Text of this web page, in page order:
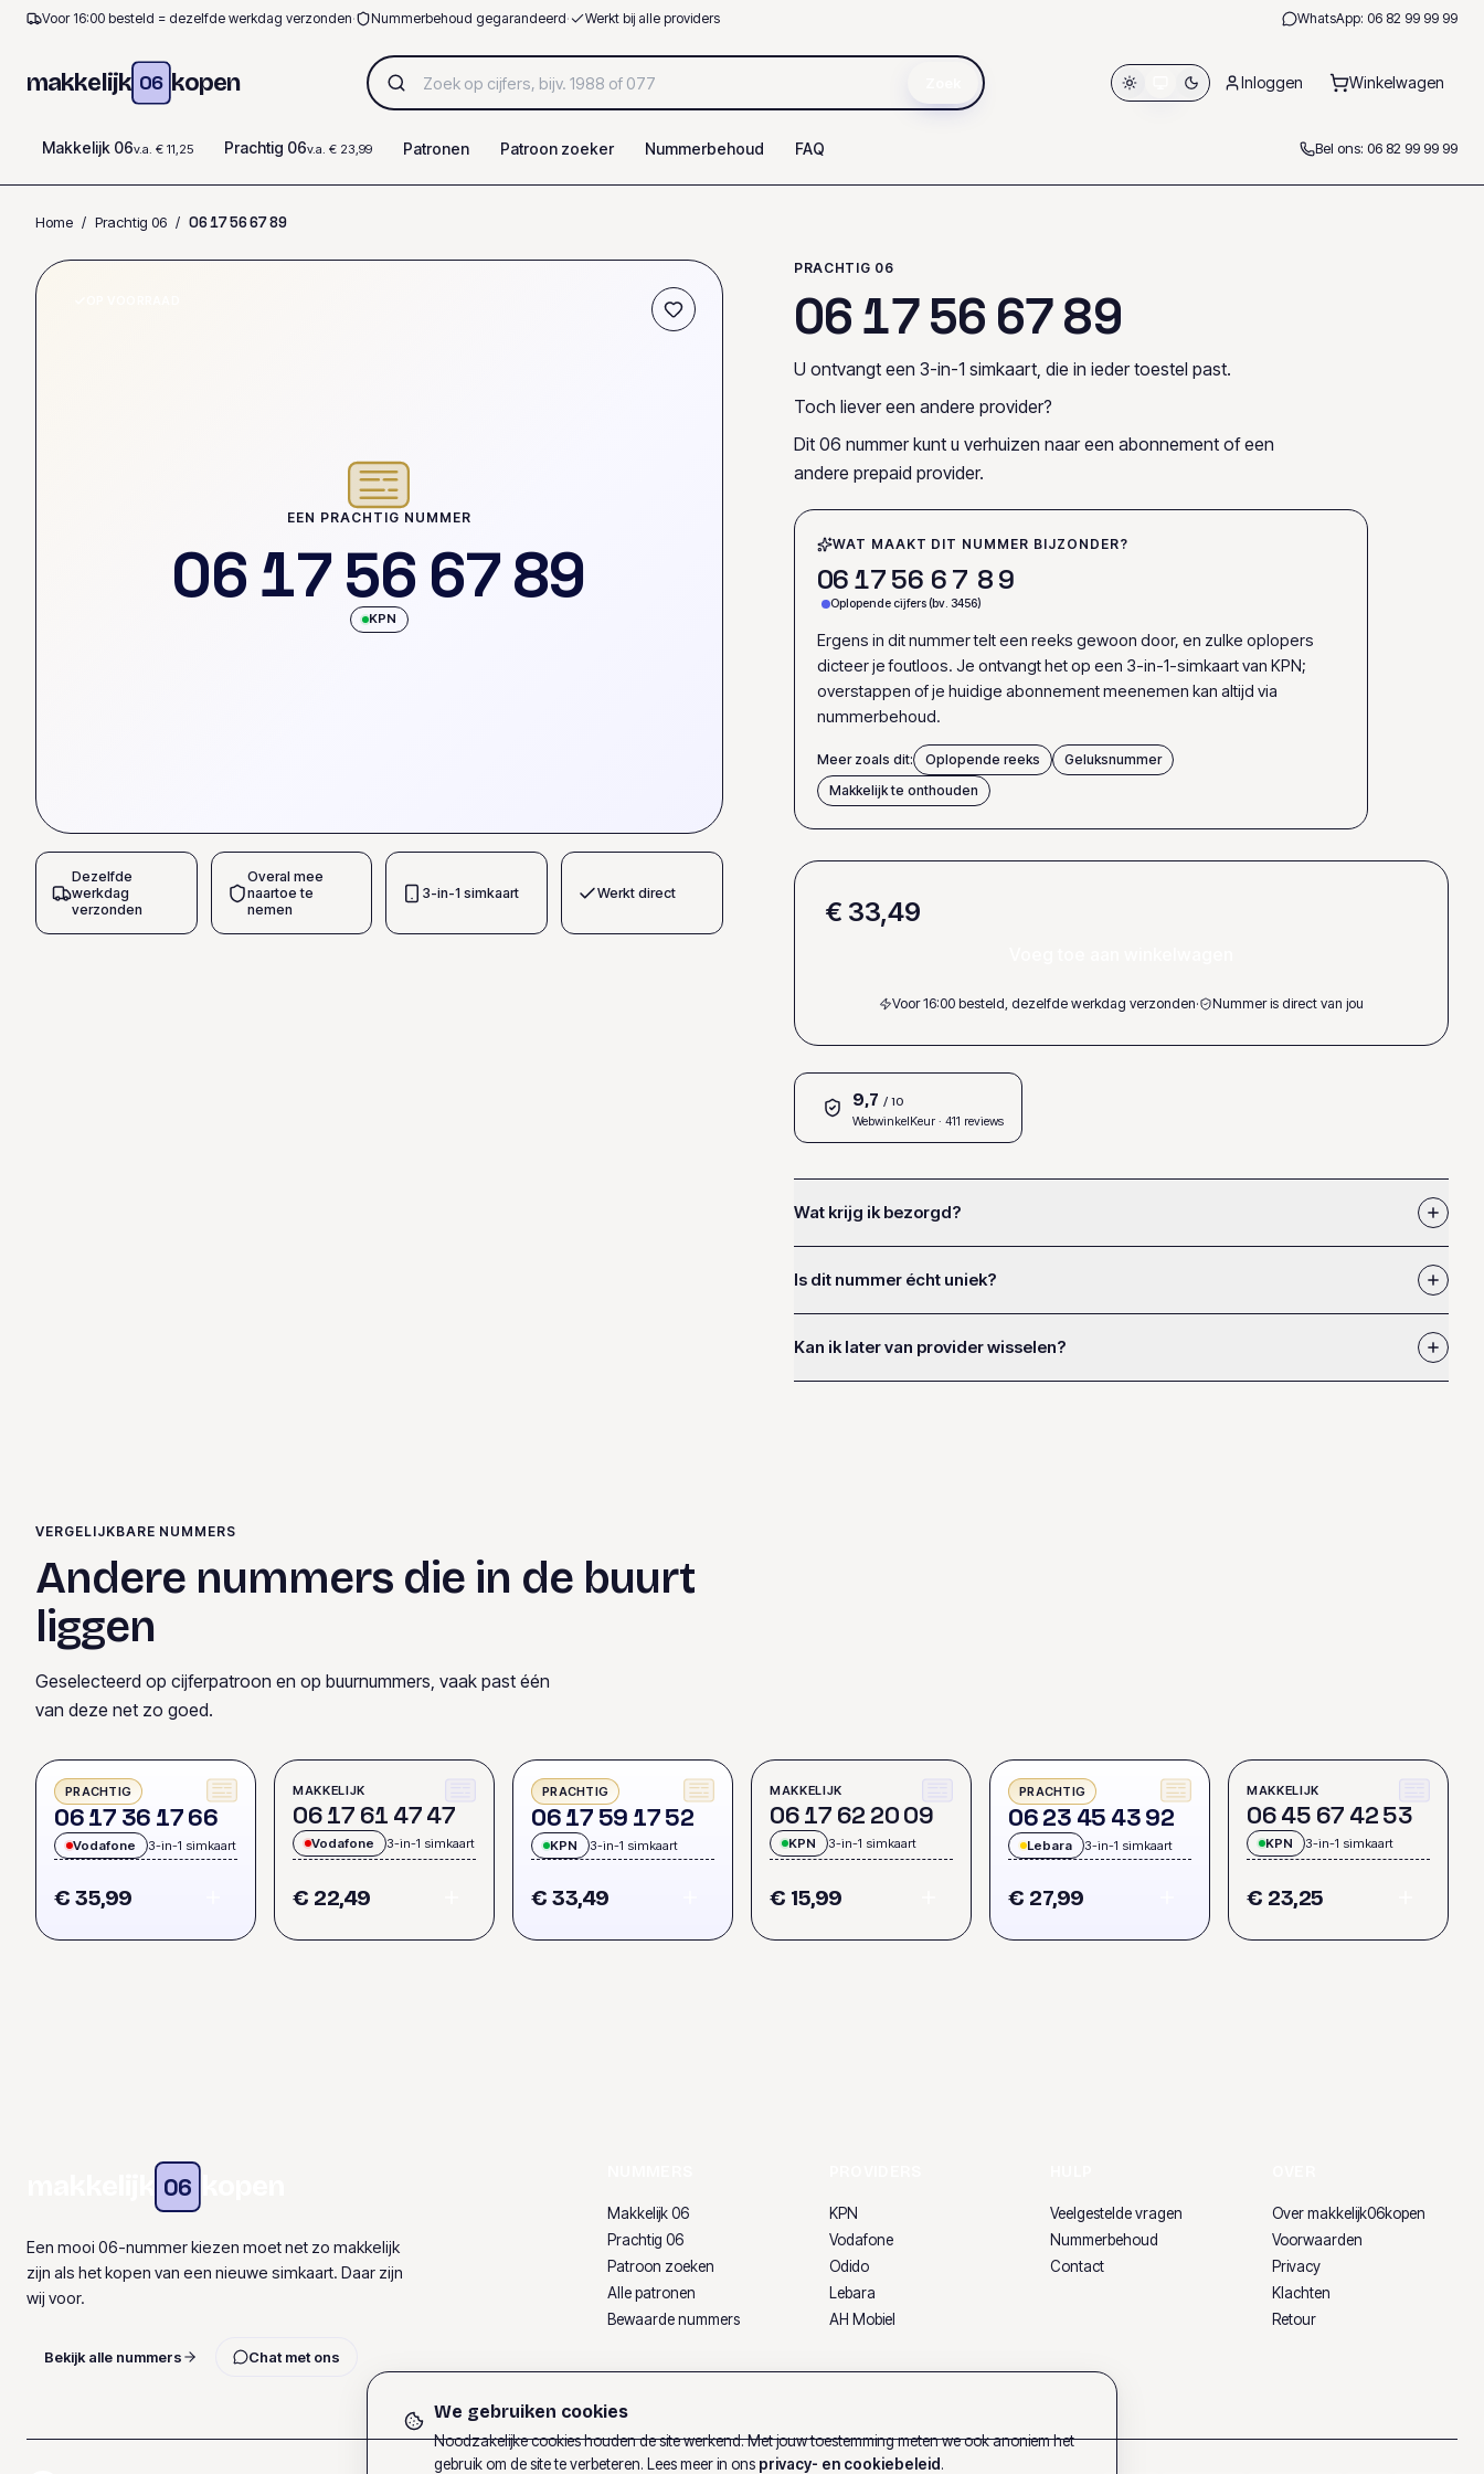
Voor 16:00 besteld = dezelfde werkdag verzonden· Nummerbehoud gegarandeerd· Werkt bij alle providers WhatsApp: 06 82 99 99 99
makkelijk 06 kopen Inloggen Winkelwagen
Makkelijk 06v.a. € 11,25 Prachtig 06v.a. € 23,99 Patronen Patroon zoeker Nummerbehoud FAQ Bel ons: 06 82 99 99 99
Home / Prachtig 06 / 0617566789
EEN PRACHTIG NUMMER
061756 6789
KPN
Dezelfde
werkdag
verzonden
Overal mee
naartoe te
nemen
3-in-1 simkaart Werkt direct
PRACHTIG 06
061756 6789
U ontvangt een 3-in-1 simkaart, die in ieder toestel past.
Toch liever een andere provider?
Dit 06 nummer kunt u verhuizen naar een abonnement of een
andere prepaid provider.
WAT MAAKT DIT NUMMER BIJZONDER?
061756 67 89
Oplopende cijfers (bv. 3456)
Ergens in dit nummer telt een reeks gewoon door, en zulke oplopers
dicteer je foutloos. Je ontvangt het op een 3-in-1-simkaart van KPN;
overstappen of je huidige abonnement meenemen kan altijd via
nummerbehoud.
Meer zoals dit: Oplopende reeks
Geluksnummer
Makkelijk te onthouden
€ 33,49
Voor 16:00 besteld, dezelfde werkdag verzonden· Nummer is direct van jou
9,7 / 10
WebwinkelKeur· 411 reviews
Wat krijg ik bezorgd?
Is dit nummer écht uniek?
Kan ik later van provider wisselen?
VERGELIJKBARE NUMMERS
Andere nummers die in de buurt
liggen
Geselecteerd op cijferpatroon en op buurnummers, vaak past één
van deze net zo goed.
PRACHTIG
0617 36 1766
Vodafone 3-in-1 simkaart
€ 35,99
MAKKELIJK
0617 61 4747
Vodafone 3-in-1 simkaart
€ 22,49
PRACHTIG
0617 59 1752
KPN 3-in-1 simkaart
€ 33,49
MAKKELIJK
0617 62 2009
KPN 3-in-1 simkaart
€ 15,99
PRACHTIG
0623 45 4392
Lebara 3-in-1 simkaart
€ 27,99
MAKKELIJK
0645 67 4253
KPN 3-in-1 simkaart
€ 23,25
06
Een mooi 06-nummer kiezen moet net zo makkelijk
zijn als het kopen van een nieuwe simkaart. Daar zijn
wij voor.
Bekijk alle nummers Chat met ons
Makkelijk 06
Prachtig 06
Patroon zoeken
Alle patronen
Bewaarde nummers
KPN
Vodafone
Odido
Lebara
AH Mobiel
Veelgestelde vragen
Nummerbehoud
Contact
Over makkelijk06kopen
Voorwaarden
Privacy
Klachten
Retour
We gebruiken cookies
Noodzakelijke cookies houden de site werkend. Met jouw toestemming meten we ook anoniem het
gebruik om de site te verbeteren. Lees meer in ons privacy- en cookiebeleid.